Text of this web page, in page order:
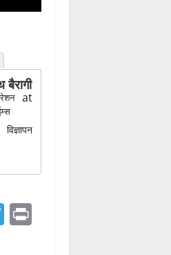
बैरागी
at
Telegram